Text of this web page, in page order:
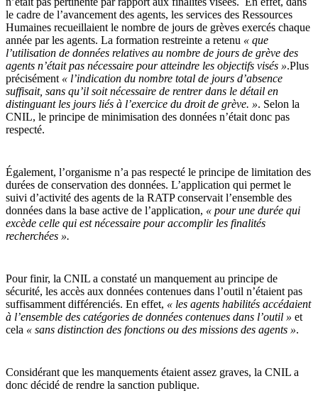
le cadre de l’avancement des agents, les services des Ressources
Humaines recueillaient le nombre de jours de grèves exercés chaque
année par les agents. La formation restreinte a retenu « que
l’utilisation de données relatives au nombre de jours de grève des
agents n’était pas nécessaire pour atteindre les objectifs visés ».Plus
précisément « l’indication du nombre total de jours d’absence
suffisait, sans qu’il soit nécessaire de rentrer dans le détail en
distinguant les jours liés à l’exercice du droit de grève. ». Selon la
CNIL, le principe de minimisation des données n’était donc pas
respecté.
Également, l’organisme n’a pas respecté le principe de limitation des
durées de conservation des données. L’application qui permet le
suivi d’activité des agents de la RATP conservait l’ensemble des
données dans la base active de l’application, « pour une durée qui
excède celle qui est nécessaire pour accomplir les finalités
recherchées ».
Pour finir, la CNIL a constaté un manquement au principe de
sécurité, les accès aux données contenues dans l’outil n’étaient pas
suffisamment différenciés. En effet, « les agents habilités accédaient
à l’ensemble des catégories de données contenues dans l’outil » et
cela « sans distinction des fonctions ou des missions des agents ».
Considérant que les manquements étaient assez graves, la CNIL a
donc décidé de rendre la sanction publique.